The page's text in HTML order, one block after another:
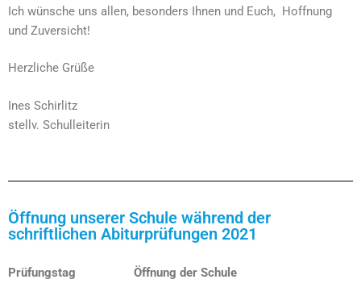
Ich wünsche uns allen, besonders Ihnen und Euch, Hoffnung
und Zuversicht!
Herzliche Grüße
Ines Schirlitz
stellv. Schulleiterin
Öffnung unserer Schule während der
schriftlichen Abiturprüfungen 2021
Prüfungstag Öffnung der Schule